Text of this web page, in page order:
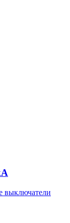
выключатели